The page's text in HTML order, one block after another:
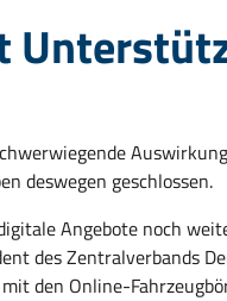
deswegen geschlossen.
Angebote noch
des Zentralverbands
den Online-